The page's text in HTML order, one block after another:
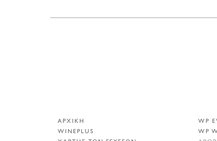
ΑΡΧΙΚΗ
WINEPLUS
WP
WP